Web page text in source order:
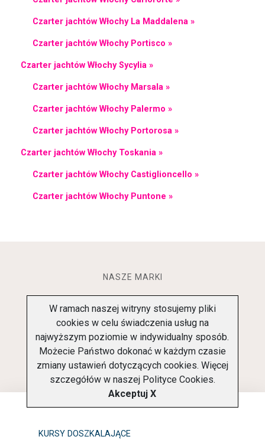
Czarter jachtów Włochy La Maddalena »
Czarter jachtów Włochy Portisco »
Czarter jachtów Włochy Sycylia »
Czarter jachtów Włochy Marsala »
Czarter jachtów Włochy Palermo »
Czarter jachtów Włochy Portorosa »
Czarter jachtów Włochy Toskania »
Czarter jachtów Włochy Castiglioncello »
Czarter jachtów Włochy Puntone »
NASZE MARKI
KURSY DOSZKALAJĄCE
W ramach naszej witryny stosujemy pliki
cookies w celu świadczenia usług na
najwyższym poziomie w indywidualny sposób.
Możecie Państwo dokonać w każdym czasie
zmiany ustawień dotyczących cookies. Więcej
szczegółów w naszej Polityce Cookies.
Akceptuj X